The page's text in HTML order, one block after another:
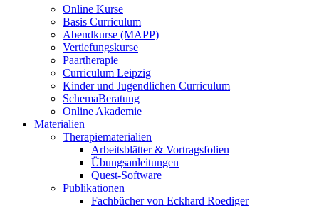
Online Kurse
Basis Curriculum
Abendkurse (MAPP)
Vertiefungskurse
Paartherapie
Curriculum Leipzig
Kinder und Jugendlichen Curriculum
SchemaBeratung
Online Akademie
Materialien
Therapiematerialien
Arbeitsblätter & Vortragsfolien
Übungsanleitungen
Quest-Software
Publikationen
Fachbücher von Eckhard Roediger